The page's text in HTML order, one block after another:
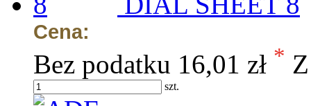
Cena:
Bez podatku 16,01 zł *
szt.